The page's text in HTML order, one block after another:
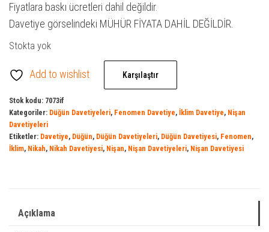
Fiyatlara baskı ücretleri dahil değildir.
Davetiye görselindeki MÜHÜR FİYATA DAHİL DEĞİLDİR.
Stokta yok
Add to wishlist Karşılaştır
Stok kodu: 7073if
Kategoriler: Düğün Davetiyeleri, Fenomen Davetiye, İklim Davetiye, Nişan
Davetiyeleri
Etiketler: Davetiye, Düğün, Düğün Davetiyeleri, Düğün Davetiyesi, Fenomen,
İklim, Nikah, Nikah Davetiyesi, Nişan, Nişan Davetiyeleri, Nişan Davetiyesi
Açıklama